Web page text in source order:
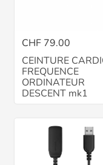
CHF 79.00
CEINTURE
FREQUENCE
ORDINATEUR
DESCENT mk1